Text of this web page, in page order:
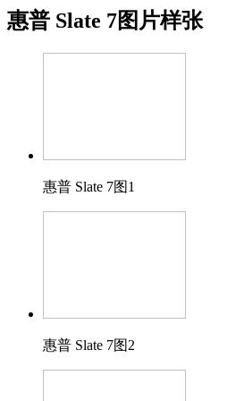
惠普 Slate 7图片样张
惠普 Slate 7图1
惠普 Slate 7图2